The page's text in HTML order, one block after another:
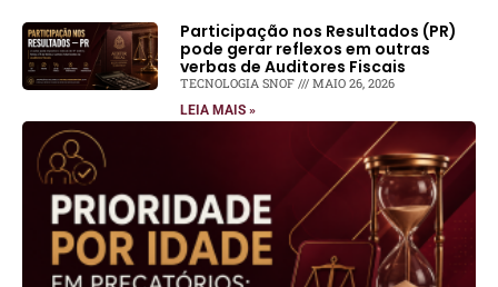
Participação nos Resultados (PR)
pode gerar reflexos em outras
verbas de Auditores Fiscais
TECNOLOGIA SNOF MAIO 26, 2026
LEIA MAIS »